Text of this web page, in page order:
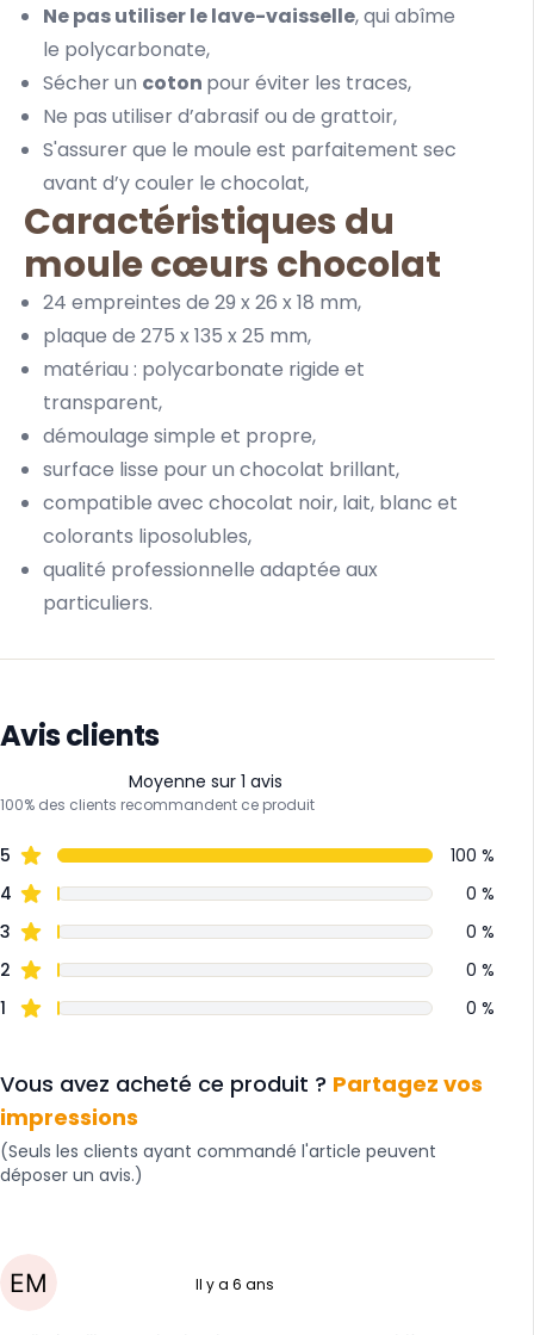
Ne pas utiliser le lave-vaisselle, qui abîme
le polycarbonate,
Sécher un coton pour éviter les traces,
Ne pas utiliser d’abrasif ou de grattoir,
S'assurer que le moule est parfaitement sec
avant d’y couler le chocolat,
Caractéristiques du
moule cœurs chocolat
24 empreintes de 29 x 26 x 18 mm,
plaque de 275 x 135 x 25 mm,
matériau : polycarbonate rigide et
transparent,
démoulage simple et propre,
surface lisse pour un chocolat brillant,
compatible avec chocolat noir, lait, blanc et
colorants liposolubles,
qualité professionnelle adaptée aux
particuliers.
Avis clients
Moyenne sur 1 avis
100% des clients recommandent ce produit
5
100 %
4
0 %
3
0 %
2
0 %
1
0 %
Vous avez acheté ce produit ? Partagez vos
impressions
(Seuls les clients ayant commandé l'article peuvent
déposer un avis.)
Il y a 6 ans